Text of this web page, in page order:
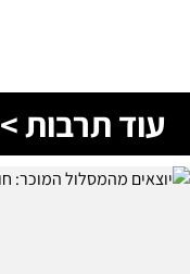
עוד תרבות >